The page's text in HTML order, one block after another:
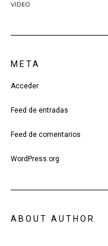
VIDEO
META
Acceder
Feed de entradas
Feed de comentarios
WordPress.org
ABOUT AUTHOR